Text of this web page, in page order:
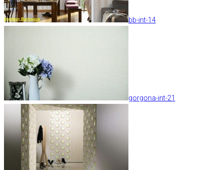
bb-int-14
gorgona-int-21